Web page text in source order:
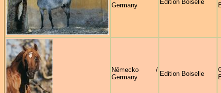
Germany
Edition Boiselle
Německo /
Germany
Edition Boiselle